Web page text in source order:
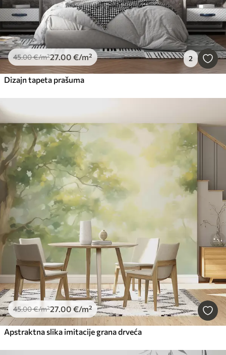
45.00€/m²27.00 €/m² 2
Dizajn tapeta prašuma
45.00€/m²27.00 €/m²
Apstraktna slika imitacije grana drveća